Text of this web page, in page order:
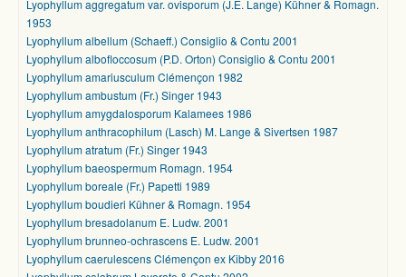
Lyophyllum aggregatum var. ovisporum (J.E. Lange) Kühner & Romagn.
1953
Lyophyllum albellum (Schaeff.) Consiglio & Contu 2001
Lyophyllum albofloccosum (P.D. Orton) Consiglio & Contu 2001
Lyophyllum amariusculum Clémençon 1982
Lyophyllum ambustum (Fr.) Singer 1943
Lyophyllum amygdalosporum Kalamees 1986
Lyophyllum anthracophilum (Lasch) M. Lange & Sivertsen 1987
Lyophyllum atratum (Fr.) Singer 1943
Lyophyllum baeospermum Romagn. 1954
Lyophyllum boreale (Fr.) Papetti 1989
Lyophyllum boudieri Kühner & Romagn. 1954
Lyophyllum bresadolanum E. Ludw. 2001
Lyophyllum brunneo-ochrascens E. Ludw. 2001
Lyophyllum caerulescens Clémençon ex Kibby 2016